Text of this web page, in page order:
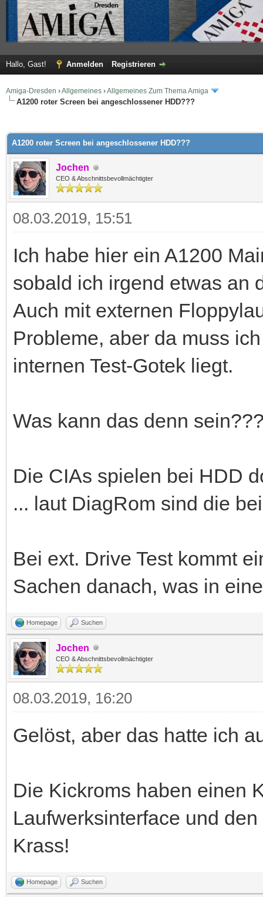
Hallo, Gast! Anmelden Registrieren
Amiga-Dresden ›Allgemeines ›Allgemeines Zum Thema Amiga
A1200 roter Screen bei angeschlossener HDD???
A1200 roter Screen bei angeschlossener HDD???
Jochen
CEO & Abschnittsbevollmächtigter
08.03.2019, 15:51
Ich habe hier ein A1200
sobald ich irgend etwas an
Auch mit externen
Probleme, aber da muss
internen Test-Gotek liegt.
Was kann das denn
Die CIAs spielen bei HDD
... laut DiagRom sind die
Bei ext. Drive Test kommt
Sachen danach, was in
Homepage Suchen
Jochen
CEO & Abschnittsbevollmächtigter
08.03.2019, 16:20
Gelöst, aber das hatte ich
Die Kickroms haben einen
Laufwerksinterface und
Krass!
Homepage Suchen